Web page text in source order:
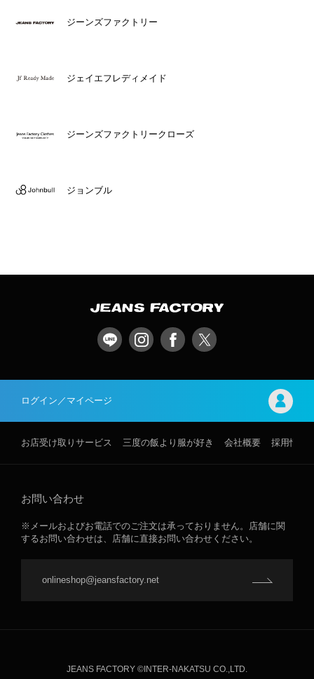
ジーンズファクトリー
ジェイエフレディメイド
ジーンズファクトリークローズ
ジョンブル
ログイン／マイページ
お店受け取りサービス 三度の飯より服が好き 会社概要 採用情報
お問い合わせ
※メールおよびお電話でのご注文は承っておりません。店舗に関
するお問い合わせは、店舗に直接お問い合わせください。
onlineshop@jeansfactory.net
JEANS FACTORY ©INTER-NAKATSU CO.,LTD.